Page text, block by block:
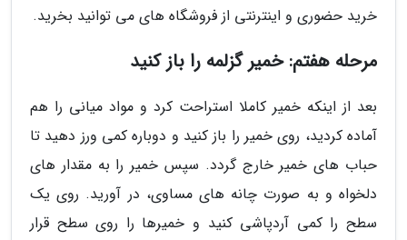
خرید حضوری و اینترنتی از فروشگاه های می توانید بخرید.
مرحله هفتم: خمیر گزلمه را باز کنید
بعد از اینکه خمیر کاملا استراحت کرد و مواد میانی را هم
آماده کردید، روی خمیر را باز کنید و دوباره کمی ورز دهید تا
حباب های خمیر خارج گردد. سپس خمیر را به مقدار های
دلخواه و به صورت چانه های مساوی، در آورید. روی یک
سطح را کمی آردپاشی کنید و خمیرها را روی سطح قرار